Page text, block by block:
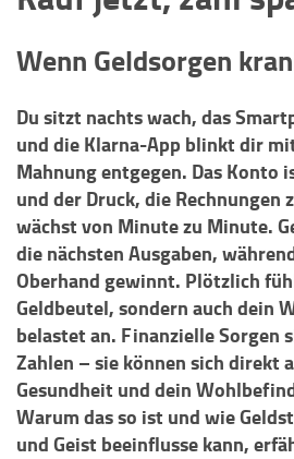
Wenn Geldsorgen
Du sitzt nachts wach, das
und die Klarna-App blinkt dir
Mahnung entgegen. Das Konto
und der Druck, die Rechnungen
wächst von Minute zu Minute.
die nächsten Ausgaben,
Oberhand gewinnt. Plötzlich
Geldbeutel, sondern auch dein
belastet an. Finanzielle Sorgen
Zahlen – sie können sich direkt
Gesundheit und dein
Warum das so ist und wie
und Geist beeinflusse kann,